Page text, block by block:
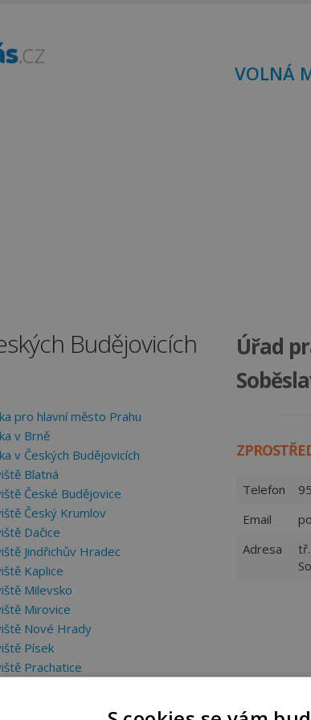
VOLNÁ
Budějovicích
pro hlavní město Prahu
v Brně
v Českých Budějovicích
Blatná
České Budějovice
Český Krumlov
Dačice
Jindřichův Hradec
Kaplice
Milevsko
Mirovice
Nové Hrady
Písek
Prachatice
Soběslav
Strakonice
Úřad
Telefon
Email
Adresa